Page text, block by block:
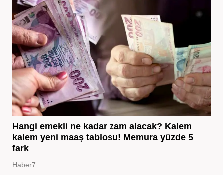
Hangi emekli ne kadar zam alacak? Kalem
kalem yeni maaş tablosu! Memura yüzde 5
fark
Haber7